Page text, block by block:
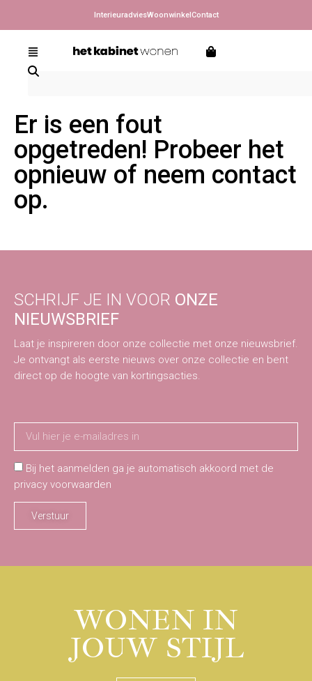
InterieuradviesWoonwinkelContact
Er is een fout
opgetreden! Probeer het
opnieuw of neem contact
op.
SCHRIJF JE IN VOOR ONZE
NIEUWSBRIEF
Laat je inspireren door onze collectie met onze nieuwsbrief.
Je ontvangt als eerste nieuws over onze collectie en bent
direct op de hoogte van kortingsacties.
Bij het aanmelden ga je automatisch akkoord met de
privacy voorwaarden
Verstuur
WONEN IN
JOUW STIJL